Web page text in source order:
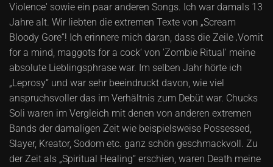
Violence' sowie ein paar anderen Songs. Ich war damals 13
Jahre alt. Wir liebten die extremen Texte von „Scream
Bloody Gore“! Ich erinnere mich daran, dass die Zeile ‚Vomit
for a mind, maggots for a cock‘ von 'Zombie Ritual' meine
absolute Lieblingsphrase war. Im selben Jahr hörte ich
„Leprosy“ und war sehr beeindruckt davon, wie viel
anspruchsvoller das im Verhältnis zum Debüt war. Chucks
Soli waren im Vergleich mit denen von anderen extremen
Bands der damaligen Zeit wie beispielsweise Possessed,
Slayer, Kreator, Sodom etc. ganz schön geschmackvoll. Zu
der Zeit als „Spiritual Healing“ erschien, waren Death meine